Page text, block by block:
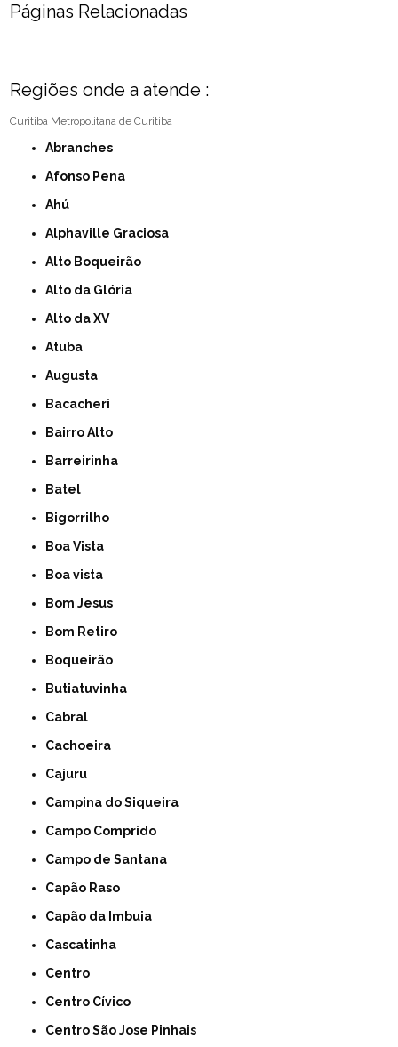
Páginas Relacionadas
Regiões onde a atende :
Curitiba Metropolitana de Curitiba
Abranches
Afonso Pena
Ahú
Alphaville Graciosa
Alto Boqueirão
Alto da Glória
Alto da XV
Atuba
Augusta
Bacacheri
Bairro Alto
Barreirinha
Batel
Bigorrilho
Boa Vista
Boa vista
Bom Jesus
Bom Retiro
Boqueirão
Butiatuvinha
Cabral
Cachoeira
Cajuru
Campina do Siqueira
Campo Comprido
Campo de Santana
Capão Raso
Capão da Imbuia
Cascatinha
Centro
Centro Cívico
Centro São Jose Pinhais